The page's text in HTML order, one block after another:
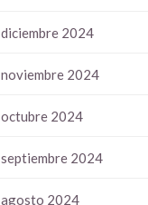
diciembre 2024
noviembre 2024
octubre 2024
septiembre 2024
agosto 2024